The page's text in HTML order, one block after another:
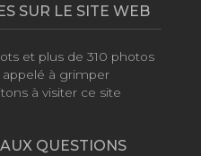
SUR LE SITE WEB
et plus de 310 photos
à grimper
à visiter ce site
QUESTIONS